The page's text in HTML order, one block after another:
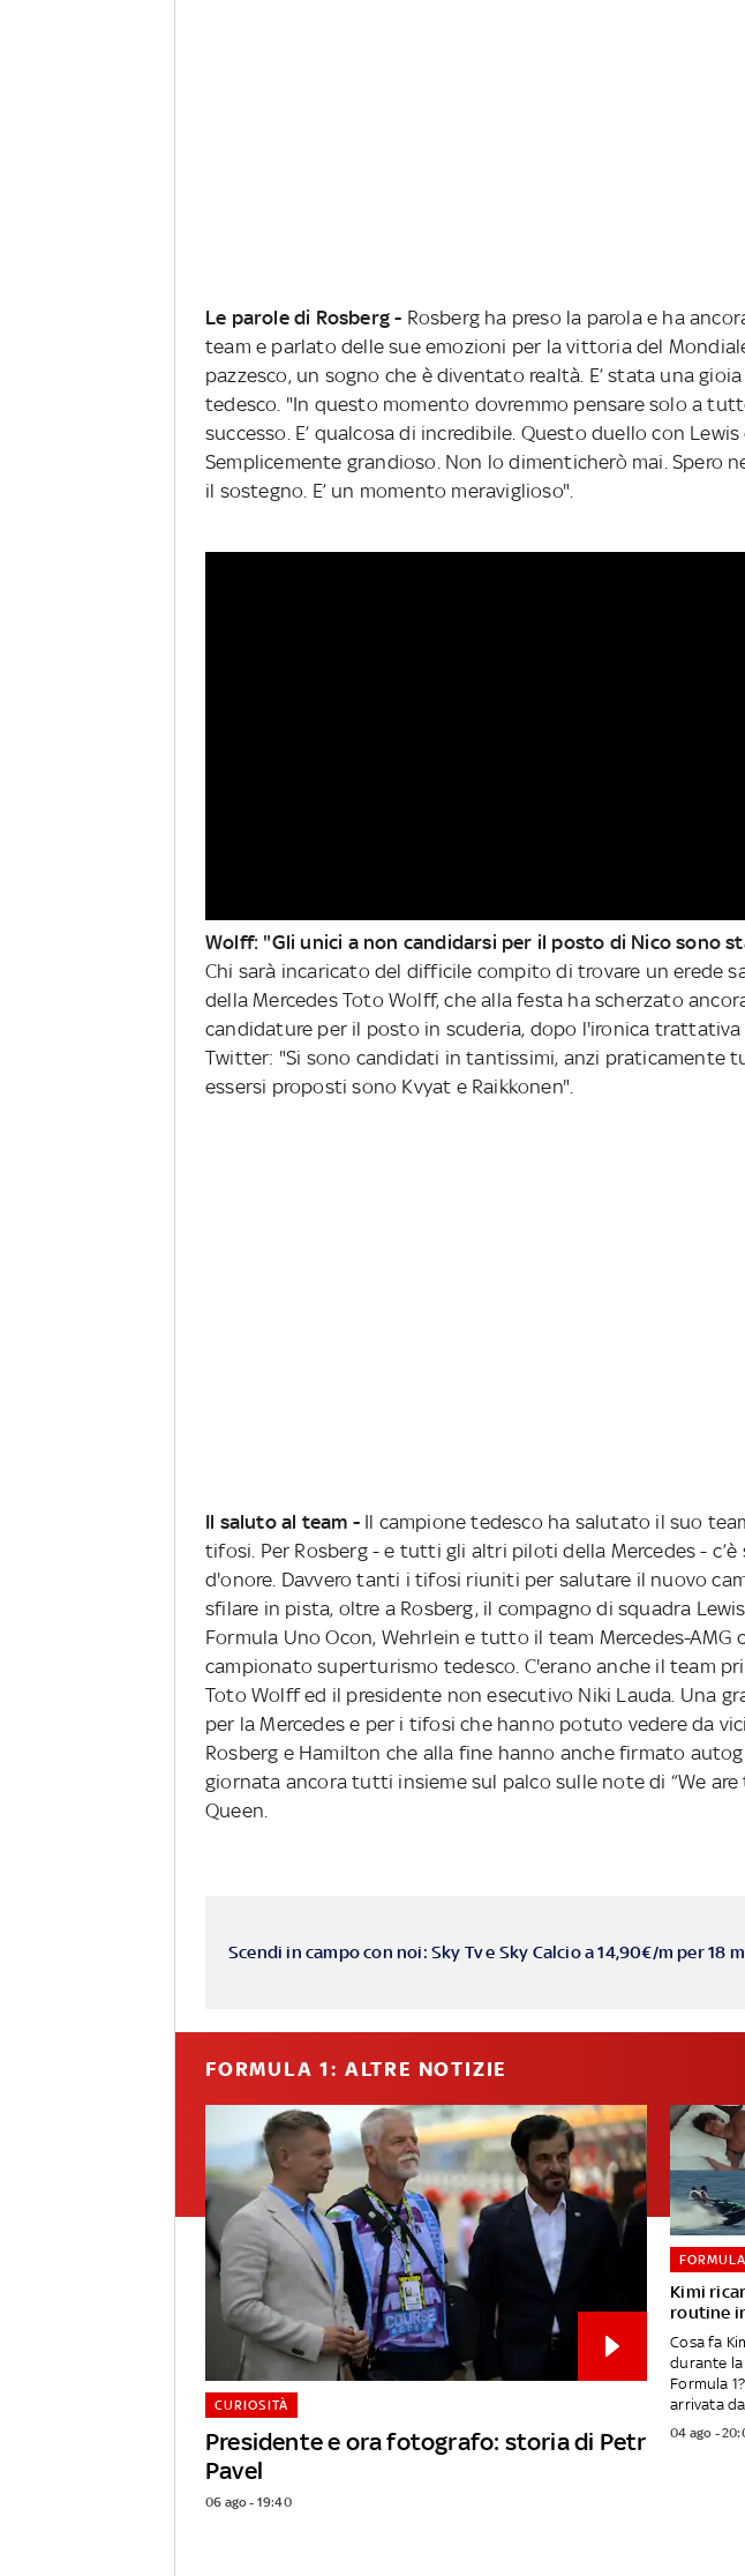
Le parole di Rosberg - Rosberg ha preso la parola e ha
team e parlato delle sue emozioni per la vittoria del
pazzesco, un sogno che è diventato realtà. E’ stata una
tedesco. "In questo momento dovremmo pensare solo a
successo. E’ qualcosa di incredibile. Questo duello con
Semplicemente grandioso. Non lo dimenticherò mai. Spero
il sostegno. E’ un momento meraviglioso".
Wolff: "Gli unici a non candidarsi per il posto di Nico sono
Chi sarà incaricato del difficile compito di trovare un erede
della Mercedes Toto Wolff, che alla festa ha scherzato
candidature per il posto in scuderia, dopo l'ironica trattativa
Twitter: "Si sono candidati in tantissimi, anzi praticamente
essersi proposti sono Kvyat e Raikkonen".
Il saluto al team - Il campione tedesco ha salutato il suo
tifosi. Per Rosberg - e tutti gli altri piloti della Mercedes -
d'onore. Davvero tanti i tifosi riuniti per salutare il nuovo
sfilare in pista, oltre a Rosberg, il compagno di squadra
Formula Uno Ocon, Wehrlein e tutto il team Mercedes-AMG
campionato superturismo tedesco. C'erano anche il team
Toto Wolff ed il presidente non esecutivo Niki Lauda. Una
per la Mercedes e per i tifosi che hanno potuto vedere da
Rosberg e Hamilton che alla fine hanno anche firmato
giornata ancora tutti insieme sul palco sulle note di “We are
Queen.
Scendi in campo con noi: Sky Tv e Sky Calcio a 14,90€/m per 18
FORMULA 1: ALTRE NOTIZIE
Presidente e ora fotografo: storia di Petr
Pavel
CURIOSITÀ
06 ago - 19:40
Kimi
routine
Cosa fa
durante la
Formula
arrivata
04 ago -